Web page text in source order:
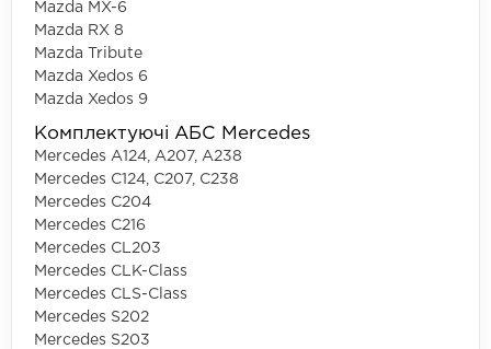
Mazda MX-6
Mazda RX 8
Mazda Tribute
Mazda Xedos 6
Mazda Xedos 9
Комплектуючі АБС Mercedes
Mercedes A124, A207, A238
Mercedes C124, C207, C238
Mercedes C204
Mercedes C216
Mercedes CL203
Mercedes CLK-Class
Mercedes CLS-Class
Mercedes S202
Mercedes S203